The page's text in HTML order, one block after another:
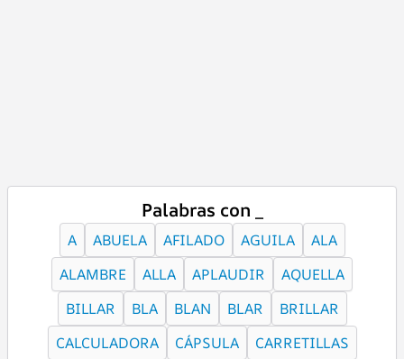
Palabras con _
A ABUELA AFILADO AGUILA
ALA
ALAMBRE
ALLA APLAUDIR
AQUELLA
BILLAR
BLA BLAN BLAR
BRILLAR
CALCULADORA
CÁPSULA
CARRETILLAS